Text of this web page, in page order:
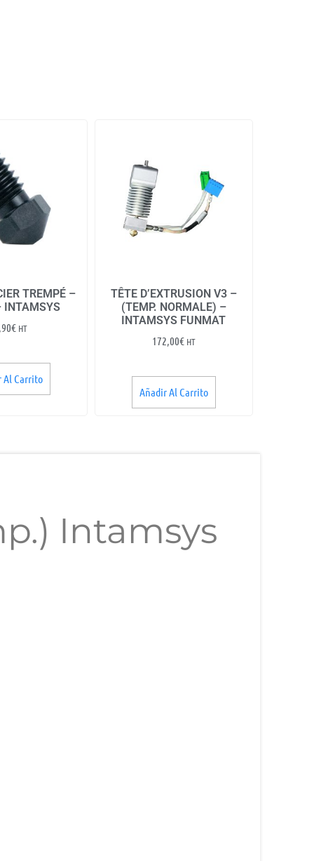
TREMPÉ –
€ HT
Al Carrito
TÊTE D’EXTRUSION V3 –
(TEMP. NORMALE) –
INTAMSYS FUNMAT
172,00€ HT
Añadir Al Carrito
Intamsys